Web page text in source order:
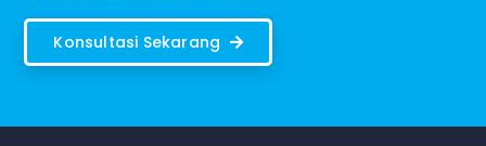
Konsultasi Sekarang